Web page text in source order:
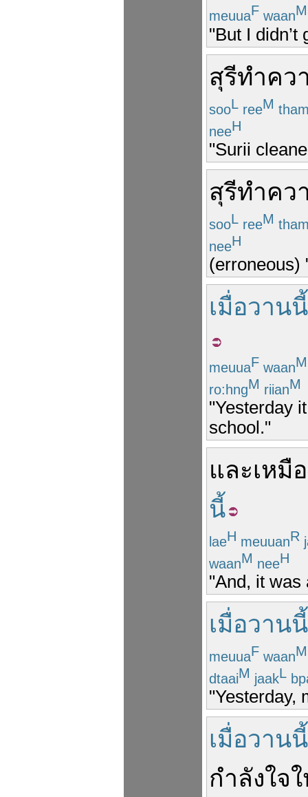
meuuaF waanM
"But I didn’t
สุรีทำคว
sooL reeM
neeH
"Surii
สุรีทำคว
sooL reeM
neeH
(erroneous)
เมื่อวานนี้
meuuaF waanM
ro:hngM riianM
"Yesterday
school."
และเหมื
นี้
laeH meuuanR
waanM neeH
"And, it was
เมื่อวานนี้
meuuaF waanM
dtaaiM jaakL
"Yesterday,
เมื่อวานนี้
กำลังใจ